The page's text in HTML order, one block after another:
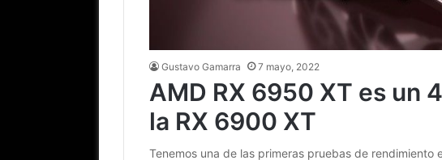
Gustavo Gamarra 7 mayo, 2022
AMD RX 6950 XT es un
la RX 6900 XT
Tenemos una de las primeras pruebas de rendimiento